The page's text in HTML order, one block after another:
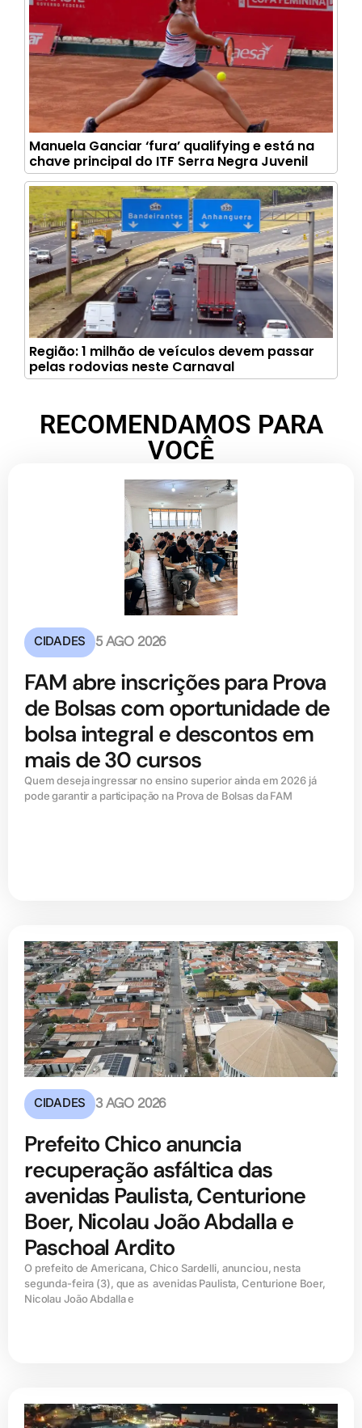
Manuela Ganciar ‘fura’ qualifying e está na
chave principal do ITF Serra Negra Juvenil
Região: 1 milhão de veículos devem passar
pelas rodovias neste Carnaval
RECOMENDAMOS PARA
VOCÊ
CIDADES 5 AGO 2026
FAM abre inscrições para Prova
de Bolsas com oportunidade de
bolsa integral e descontos em
mais de 30 cursos
Quem deseja ingressar no ensino superior ainda em 2026 já
pode garantir a participação na Prova de Bolsas da FAM
CIDADES 3 AGO 2026
Prefeito Chico anuncia
recuperação asfáltica das
avenidas Paulista, Centurione
Boer, Nicolau João Abdalla e
Paschoal Ardito
O prefeito de Americana, Chico Sardelli, anunciou, nesta
segunda-feira (3), que as avenidas Paulista, Centurione Boer,
Nicolau João Abdalla e